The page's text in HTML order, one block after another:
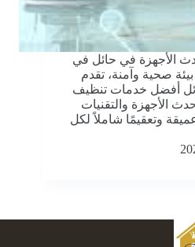
الأجهزة في حائل في
صحية وآمنة، تقدم
أفضل خدمات تنظيف
الأجهزة والتقنيات
وتعقيمًا شاملاً لكل